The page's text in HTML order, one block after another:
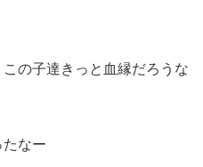
の子達きっと血縁だろうな
なー